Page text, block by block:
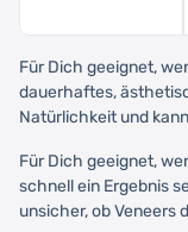
Für Dich geeignet,
dauerhaftes,
Natürlichkeit und
Für Dich geeignet,
schnell ein Ergebnis
unsicher, ob Veneers